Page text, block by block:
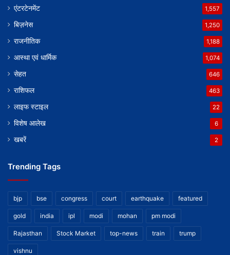
एंटरटेनमेंट 1,557
बिज़नेस 1,250
राजनीतिक 1,188
आस्था एवं धार्मिक 1,074
सेहत 646
राशिफल 463
लाइफ स्टाइल 22
विशेष आलेख 6
खबरें 2
Trending Tags
bjp bse congress court earthquake featured
gold india ipl modi mohan pm modi
Rajasthan Stock Market top-news train trump
vishnu